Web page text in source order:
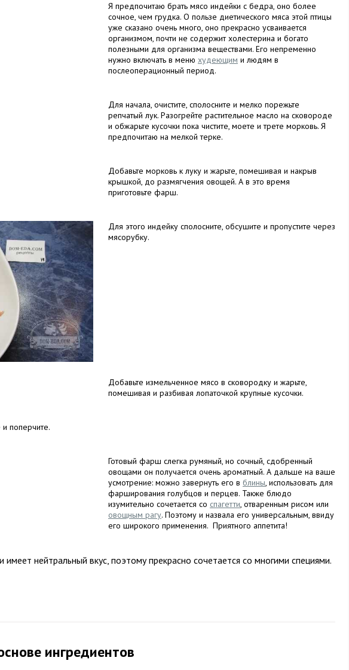
Я предпочитаю брать мясо индейки с бедра, оно более
сочное, чем грудка. О пользе диетического мяса этой птицы
уже сказано очень много, оно прекрасно усваивается
организмом, почти не содержит холестерина и богато
полезными для организма веществами. Его непременно
нужно включать в меню худеющим и людям в
послеоперационный период.
Для начала, очистите, сполосните и мелко порежьте
репчатый лук. Разогрейте растительное масло на сковороде
и обжарьте кусочки пока чистите, моете и трете морковь. Я
предпочитаю на мелкой терке.
Добавьте морковь к луку и жарьте, помешивая и накрыв
крышкой, до размягчения овощей. А в это время
приготовьте фарш.
Для этого индейку сполосните, обсушите и пропустите через
мясорубку.
Добавьте измельченное мясо в сковородку и жарьте,
помешивая и разбивая лопаточкой крупные кусочки.
поперчите.
Готовый фарш слегка румяный, но сочный, сдобренный
овощами он получается очень ароматный. А дальше на ваше
усмотрение: можно завернуть его в блины, использовать для
фарширования голубцов и перцев. Также блюдо
изумительно сочетается со спагетти, отваренным рисом или
овощным рагу. Поэтому и назвала его универсальным, ввиду
его широкого применения. Приятного аппетита!
нейтральный вкус, поэтому прекрасно сочетается со многими специями.
ингредиентов